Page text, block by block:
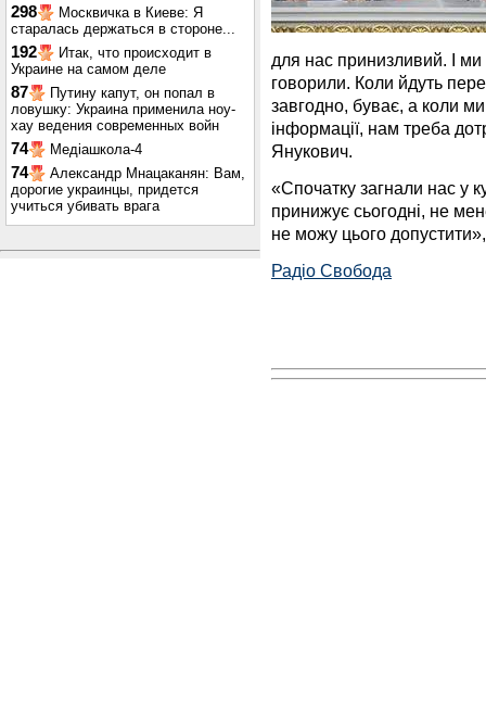
298
Москвичка в Киеве: Я
старалась держаться в стороне...
192
Итак, что происходит в
Украине на самом деле
87
Путину капут, он попал в
ловушку: Украина применила ноу-
хау ведения современных войн
74 Медіашкола-4
74
Александр Мнацаканян: Вам,
дорогие украинцы, придется
учиться убивать врага
для нас принизливий. І
говорили. Коли йдуть
завгодно, буває, а коли
інформації, нам треба
Янукович.
«Спочатку загнали нас у
принижує сьогодні, не
не можу цього
Радіо Свобода